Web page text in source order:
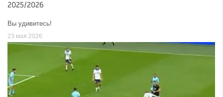
2025/2026
Вы удивитесь!
23 мая 2026